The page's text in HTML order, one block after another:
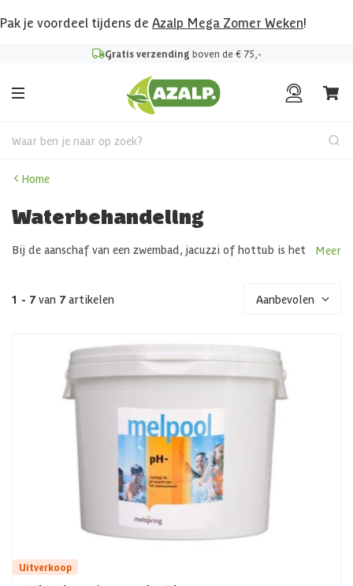
Pak je voordeel tijdens de Azalp Mega Zomer Weken!
Gratis verzending boven de € 75,-
Waar ben je naar op zoek?
Home
Waterbehandeling
Bij de aanschaf van een zwembad, jacuzzi of hottub is het
veel plezier van het zwembad te hebben. Het is belangrijk
spelen en zwemmen in helder en gezond water. Als je de
waterbehandeling niet consequent onderhoudt, bestaat de
kans op bacteriën en algen. Bij de waterbehandeling maak je
gebruik van verschillende middelen. Je kunt ook een van de
waterbehandeling systemen aanschaffen zodat de
waterbehandeling gemakkelijker wordt. Alles wat je nodig
hebt voor een schoon zwembad en jacuzzi vind je bij Azalp!
Meer
1 - 7 van 7 artikelen Aanbevolen
Uitverkoop